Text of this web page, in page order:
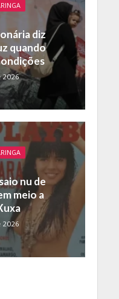
diz
quando
2026
nu de
meio a
2026